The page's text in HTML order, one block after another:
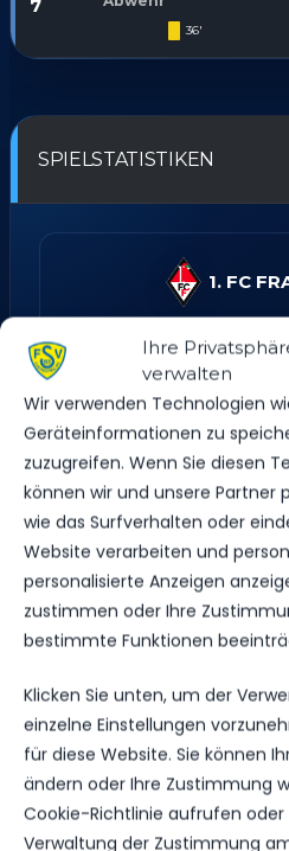
Ihre
verwalten
Wir verwenden Technologien
Geräteinformationen zu
zuzugreifen. Wenn Sie diesen
können wir und unsere Partner
wie das Surfverhalten oder
Website verarbeiten und
personalisierte Anzeigen
zustimmen oder Ihre
bestimmte Funktionen
Klicken Sie unten, um der
einzelne Einstellungen
für diese Website. Sie können
ändern oder Ihre Zustimmung
Cookie-Richtlinie aufrufen
Verwaltung der Zustimmung
7
36'
SPIELSTATISTIKEN
1. FC
VS.
FSV 63
0 TORE
0 GELBE
0 ROTE